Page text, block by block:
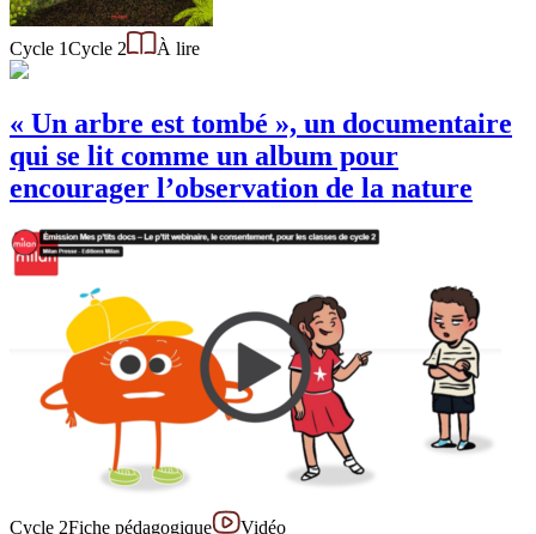
Cycle 1Cycle 2 À lire
« Un arbre est tombé », un documentaire
qui se lit comme un album pour
encourager l’observation de la nature
Cycle 2Fiche pédagogique Vidéo